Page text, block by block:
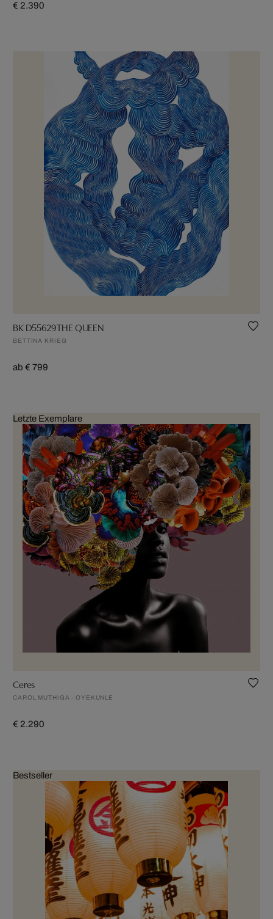
€ 2.390
BK D55629 THE QUEEN
BETTINA KRIEG
ab € 799
Letzte Exemplare
Ceres
CAROL MUTHIGA - OYEKUNLE
€ 2.290
Bestseller